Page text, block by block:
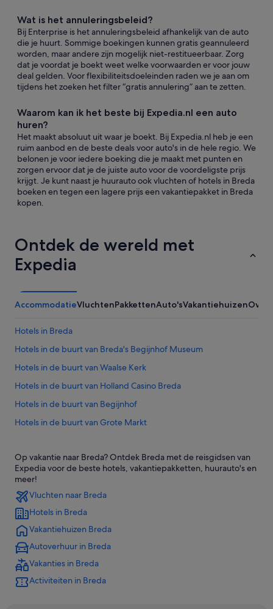
Wat is het annuleringsbeleid?
Bij Enterprise is het annuleringsbeleid afhankelijk van de auto
die je huurt. Sommige boekingen kunnen gratis geannuleerd
worden, maar andere zijn mogelijk niet-restitueerbaar. Zorg
dat je voordat je boekt weet welke voorwaarden er voor jouw
deal gelden. Voor flexibiliteitsdoeleinden raden we je aan om
tijdens het zoeken het filter “gratis annulering” aan te zetten.
Waarom kan ik het beste bij Expedia.nl een auto
huren?
Het maakt absoluut uit waar je boekt. Bij Expedia.nl heb je een
ruim aanbod en de beste deals voor auto's in de hele regio. We
belonen je voor iedere boeking die je maakt met punten en
zorgen ervoor dat je de juiste auto voor de voordeligste prijs
krijgt. Je kunt naast je huurauto ook vluchten of hotels in Breda
boeken en tegen een lagere prijs een vakantiepakket in Breda
kopen.
Ontdek de wereld met
Expedia
AccommodatieVluchtenPakkettenAuto'sVakantiehuizen
Hotels in Breda
Hotels in de buurt van Breda's Begijnhof Museum
Hotels in de buurt van Waalse Kerk
Hotels in de buurt van Holland Casino Breda
Hotels in de buurt van Begijnhof
Hotels in de buurt van Grote Markt
Appartementen in Breda
Chalets in Breda
Campings en stacaravans in Breda
Aparthotels in Breda
B&B in Breda
Hotelresorts in Breda
Blokhutten in Breda
Cottages in Breda
Op vakantie naar Breda? Ontdek Breda met de reisgidsen van
Expedia voor de beste hotels, vakantiepakketten, huurauto's en
meer!
Vluchten naar Breda
Hotels in Breda
Vakantiehuizen Breda
Autoverhuur in Breda
Vakanties in Breda
Activiteiten in Breda